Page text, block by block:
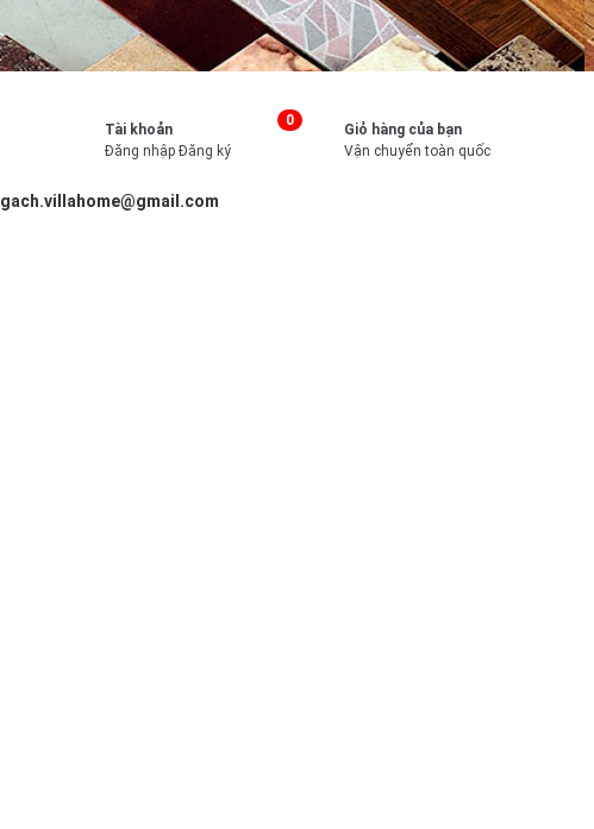
Tài khoản
Đăng nhập Đăng ký
0
Giỏ hàng của bạn
Vận chuyển toàn quốc
gach.villahome@gmail.com